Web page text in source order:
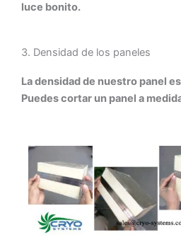
luce bonito.
3. Densidad de los paneles
La densidad de nuestro panel
Puedes cortar un panel a